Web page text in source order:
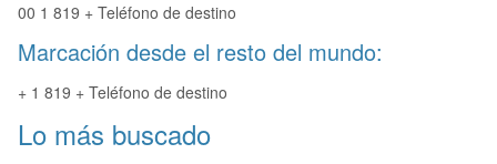
00 1 819 + Teléfono de destino
Marcación desde el resto del mundo:
+ 1 819 + Teléfono de destino
Lo más buscado